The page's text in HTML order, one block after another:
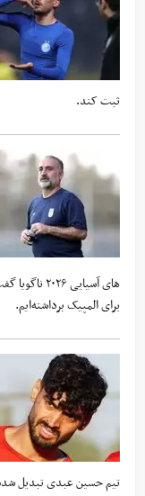
ثبت کند.
های
برای المپیک برداشته‌ایم.
تیم حسین عبدی تبدیل